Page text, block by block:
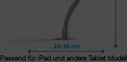
Passend für iPad und andere Tablet